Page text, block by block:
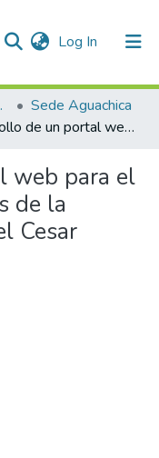
Log In (current)
Sede Aguachica
Desarrollo de un portal web para el programa de egresados de la Universidad Popular del Cesar seccional Aguachica.
web para el
de la
Cesar